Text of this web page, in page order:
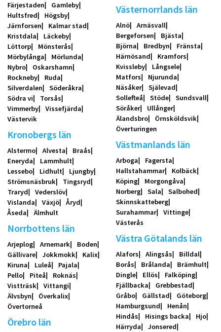
Färjestaden
Gamleby
Hultsfred
Högsby
Järnforsen
Kalmar stad
Kristdala
Läckeby
Löttorp
Mönsterås
Mörbylånga
Mörlunda
Nybro
Oskarshamn
Rockneby
Ruda
Silverdalen
Söderåkra
Södra vi
Torsås
Vimmerby
Vissefjärda
Västervik
Kronobergs län
Alstermo Alvesta
Braås
Eneryda
Lammhult
Lessebo
Lidhult
Ljungby
Strömsnäsbruk
Tingsryd
Traryd
Vederslöv
Vislanda
Växjö
Åryd
Åseda
Älmhult
Norrbottens län
Arjeplog Arnemark
Boden
Gällivare
Jokkmokk
Kalix
Kiruna
Luleå
Pajala
Pello
Piteå
Roknäs
Vistträsk
Vittangi
Älvsbyn
Överkalix
Övertorneå
Örebro län
Västernorrlands län
Alnö
Arnäsvall
Bergeforsen
Bjästa
Björna
Bredbyn
Fränsta
Härnösand
Kramfors
Kvissleby
Långsele
Matfors
Njurunda
Näsåker
Själevad
Sollefteå
Stöde
Sundsvall
Söråker
Ullånger
Älandsbro
Örnsköldsvik
Överturingen
Västmanlands län
Arboga
Fagersta
Hallstahammar
Kolbäck
Köping
Morgongåva
Norberg
Sala
Salbohed
Skinnskatteberg
Surahammar
Vittinge
Västerås
Västra Götalands län
Alafors Alingsås
Billdal
Borås
Brålanda
Brämhult
Dingle
Ellös
Falköping
Fjällbacka
Grebbestad
Gråbo
Gällstad
Göteborg
Hamburgsund
Henån
Hindås
Hisings backa
Hjo
Härryda
Jonsered